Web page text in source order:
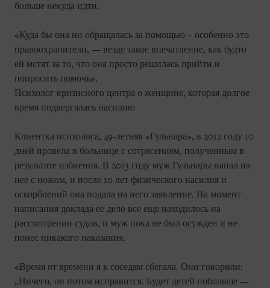
больше некуда идти.
«Куда бы она ни обращалась за помощью – особенно это
правоохранители, — везде такое впечатление, как будто
ей мстят за то, что она просто решилась прийти и
попросить помочь».
Психолог кризисного центра о женщине, которая долгое
время подвергалась насилию
Клиентка психолога, 49-летняя «Гульнара», в 2012 году 10
дней провела в больнице с сотрясением, полученным в
результате избиения. В 2013 году муж Гульнары напал на
нее с ножом, и после 10 лет физического насилия и
оскорблений она подала на него заявление. На момент
написания доклада ее дело все еще находилось на
рассмотрении судов, и муж пока не был осужден и не
понес никакого наказания.
«Время от времени я к соседям сбегала. Они говорили:
„Ничего, он потом исправится. Будет детей побольше —